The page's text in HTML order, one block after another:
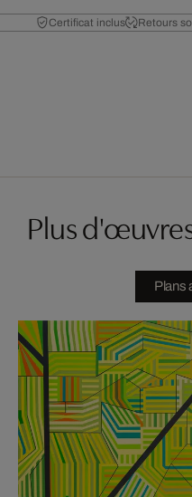
Certificat inclus Retours
Plus
Plans